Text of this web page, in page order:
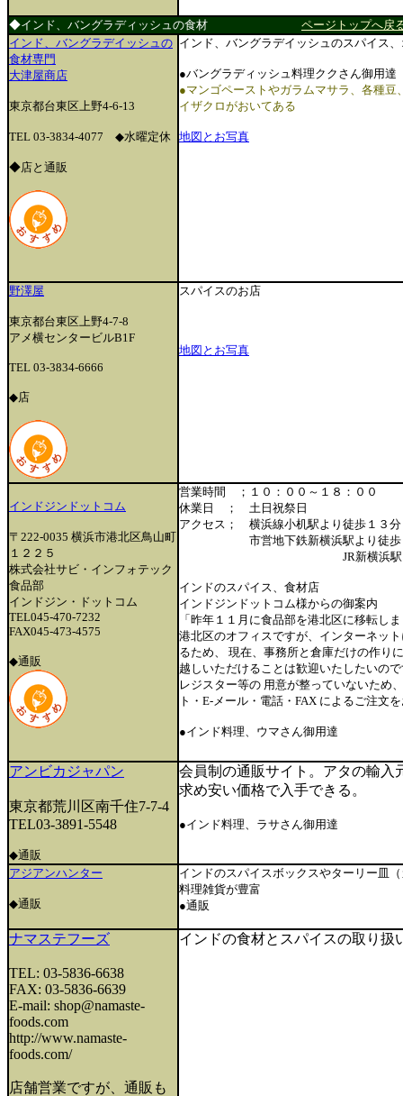
◆インド、バングラディッシュの食材 ページトップへ戻
インド、バングラデイッシュの
食材専門
大津屋商店
東京都台東区上野4-6-13
TEL 03-3834-4077 ◆水曜定休
◆店と通販
インド、バングラデイッシュのスパイス
●バングラディッシュ料理ククさん御用達
●マンゴペーストやガラムマサラ、各種豆
イザクロがおいてある
地図とお写真
野澤屋
東京都台東区上野4-7-8
アメ横センタービルB1F
TEL 03-3834-6666
◆店
スパイスのお店
地図とお写真
インドジンドットコム
〒222-0035 横浜市港北区鳥山町
１２２５
株式会社サビ・インフォテック
食品部
インドジン・ドットコム
TEL045-470-7232
FAX045-473-4575
◆通販
営業時間 ；１０：００～１８：００
休業日 ； 土日祝祭日
アクセス； 横浜線小机駅より
市営地下鉄新横浜駅より徒歩
JR新横浜駅より徒
インドのスパイス、食材店
インドジンドットコム様からの御案内
「昨年１１月に食品部を港北区に移転し
港北区のオフィスですが、インターネッ
るため、 現在、事務所と倉庫だけの作り
越しいただけることは歓迎いたしたいの
レジスター等の 用意が整っていないため
ト・E-メール・電話・FAX によるご注文
●インド料理、ウマさん御用達
アンビカジャパン
東京都荒川区南千住7-7-4
TEL03-3891-5548
◆通販
会員制の通販サイト。アタの輸入
求め安い価格で入手できる。
●インド料理、ラサさん御用達
アジアンハンター
◆通販
インドのスパイスボックスやターリー皿
料理雑貨が豊富
●通販
ナマステフーズ
TEL: 03-5836-6638
FAX: 03-5836-6639
E-mail: shop@namaste-
foods.com
http://www.namaste-
foods.com/
店舗営業ですが、通販も
インドの食材とスパイスの取り扱